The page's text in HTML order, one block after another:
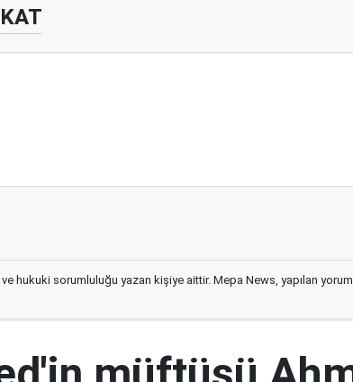
ve hukuki sorumluluğu yazan kişiye aittir. Mepa News, yapılan